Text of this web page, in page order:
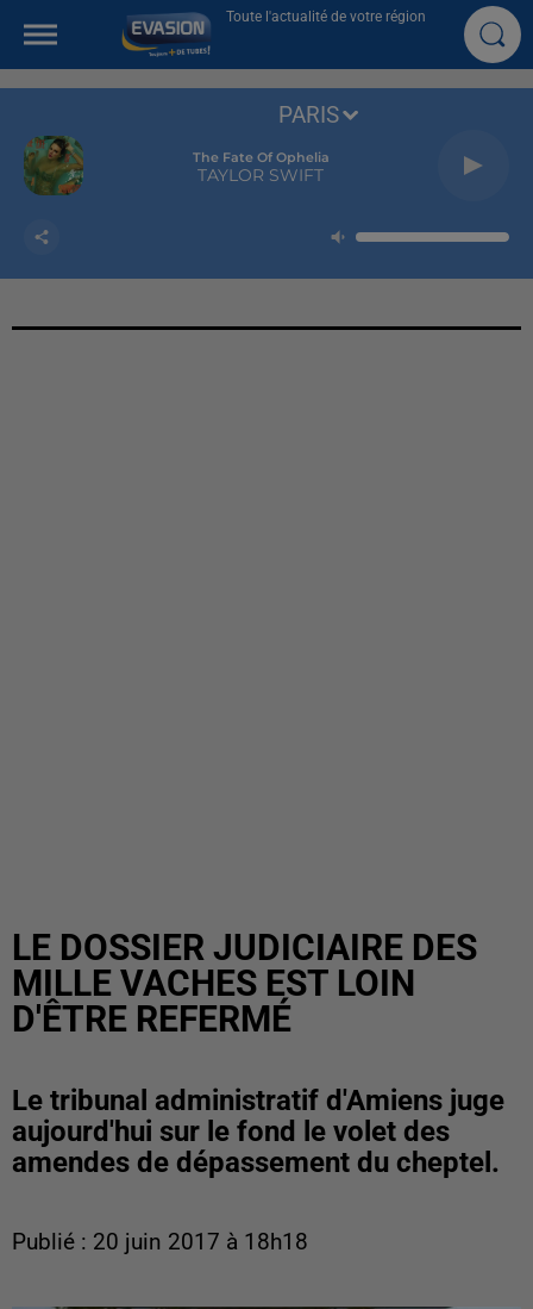
Toute l'actualité de votre région
The Fate Of Ophelia
TAYLOR SWIFT
PARIS
LE DOSSIER JUDICIAIRE DES
MILLE VACHES EST LOIN
D'ÊTRE REFERMÉ
Le tribunal administratif d'Amiens juge
aujourd'hui sur le fond le volet des
amendes de dépassement du cheptel.
Publié : 20 juin 2017 à 18h18